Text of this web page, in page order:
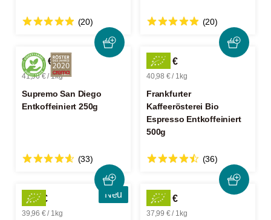
(20) (20)
10,49 €
41,96 € / 1kg
Supremo San Diego
Entkoffeiniert 250g
(33)
20,49 €
40,98 € / 1kg
Frankfurter
Kaffeerösterei Bio
Espresso Entkoffeiniert
500g
(36)
Neu
9,99 €
39,96 € / 1kg
37,99 €
37,99 € / 1kg